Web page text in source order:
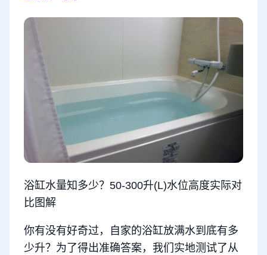
浴缸水量知多少？50-300升(L)水位高度实际对
比图解
你有没有好奇过，自家的浴缸放满水到底有多
少升？为了得出准确答案，我们实地测试了从